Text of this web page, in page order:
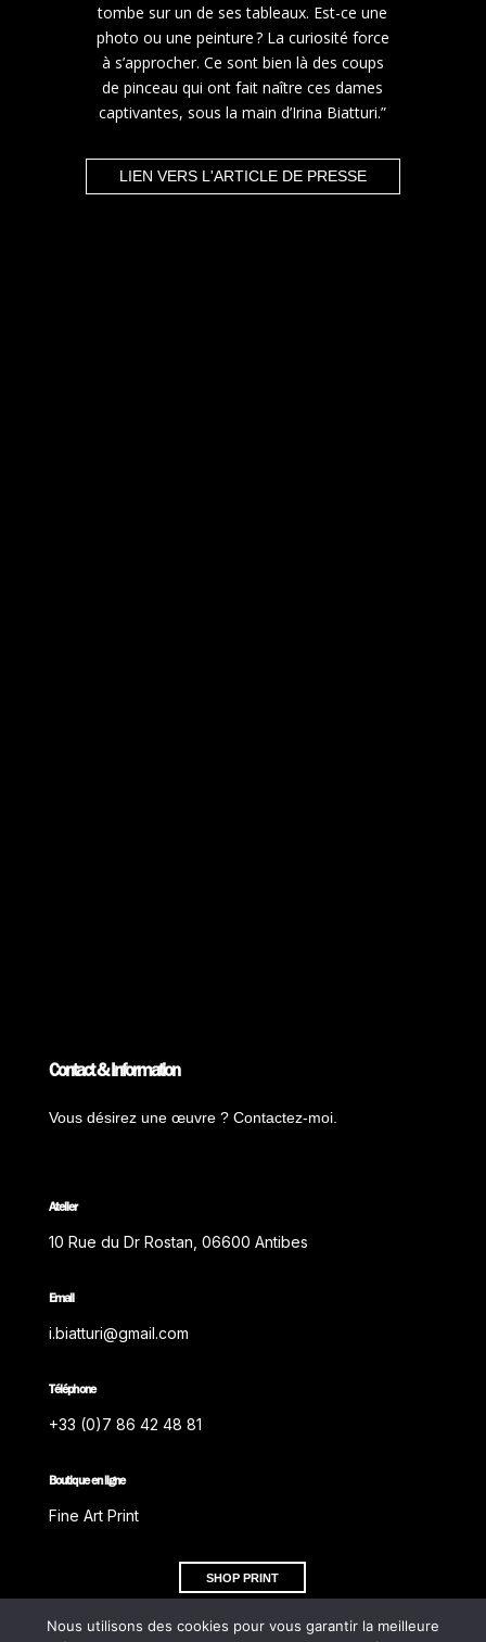
tombe sur un de ses tableaux. Est-ce une
photo ou une peinture ? La curiosité force
à s’approcher. Ce sont bien là des coups
de pinceau qui ont fait naître ces dames
captivantes, sous la main d’Irina Biatturi.”
LIEN VERS L'ARTICLE DE PRESSE
Contact & Information
Vous désirez une œuvre ? Contactez-moi.
Atelier
10 Rue du Dr Rostan, 06600 Antibes
Email
i.biatturi@gmail.com
Téléphone
+33 (0)7 86 42 48 81
Boutique en ligne
Fine Art Print
SHOP PRINT
Nous utilisons des cookies pour vous garantir la meilleure